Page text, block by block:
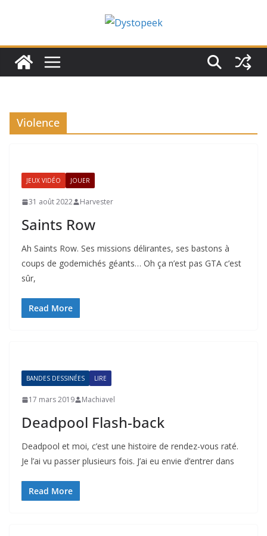
Violence
JEUX VIDÉO JOUER
31 août 2022 Harvester
Saints Row
Ah Saints Row. Ses missions délirantes, ses bastons à
coups de godemichés géants… Oh ça n’est pas GTA c’est
sûr,
Read More
BANDES DESSINÉES LIRE
17 mars 2019 Machiavel
Deadpool Flash-back
Deadpool et moi, c’est une histoire de rendez-vous raté.
Je l’ai vu passer plusieurs fois. J’ai eu envie d’entrer dans
Read More